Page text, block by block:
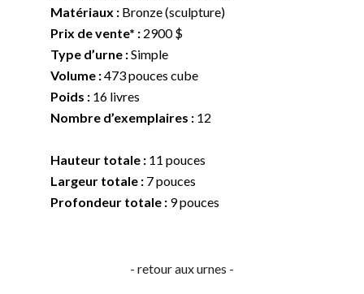
Matériaux : Bronze (sculpture)
Prix de vente* : 2900 $
Type d’urne :Simple
Volume :473 pouces cube
Poids : 16 livres
Nombre d’exemplaires : 12
Hauteur totale : 11 pouces
Largeur totale : 7 pouces
Profondeur totale : 9 pouces
- retour aux urnes -